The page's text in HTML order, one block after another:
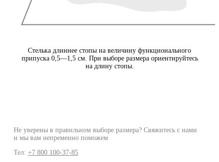
Стелька длиннее стопы на величину функционального
припуска 0,5—1,5 см. При выборе размера ориентируйтесь
на длину стопы.
Не уверены в правильном выборе размера? Свяжитесь с нами
и мы вам непременно поможем
Тел: +7 800 100-37-85